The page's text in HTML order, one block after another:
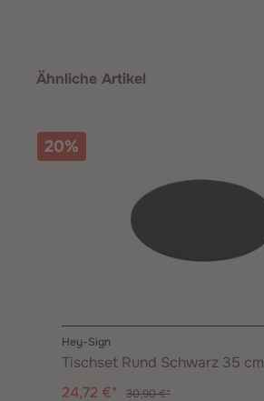
Ähnliche Artikel
20%
Hey-Sign
Tischset Rund Schwarz 35 cm
24,72 €*
30,90 €*